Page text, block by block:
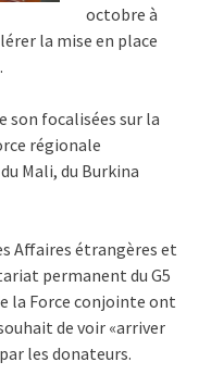
octobre à
la mise en place
son focalisées sur la
régionale
Mali, du Burkina
Affaires étrangères et
permanent du G5
la Force conjointe ont
de voir «arriver
les donateurs.